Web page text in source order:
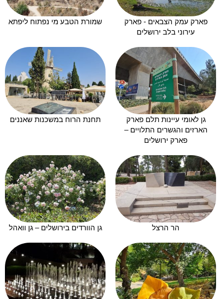
פארק עמק הצבאים - פארק
עירוני בלב ירושלים
שמורת הטבע מי נפתוח ליפתא
גן לאומי עיינות תלם פארק
הארזים והגשרים התלויים –
פארק ירושלים
תחנת הרוח במשכנות שאננים
הר הרצל גן הוורדים בירושלים – גן וואהל